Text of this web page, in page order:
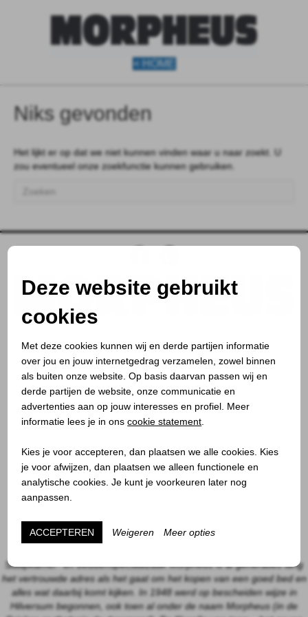
< HOME
Niks gevonden
Het lijkt er op dat we niet kunnen vinden waar u naar zoekt. U
zou eventueel onze zoekfunctie kunnen gebruiken.
Vaartweg 4
1211 JH Hilversum
035-6247194
1000 m² showroom
Morpheus Bilthoven
3722 GE Bilthoven
030-2287451
600 m² showroom
Morpheus Utrecht
030-2314984
Slaapkamer- en beddenspeciaalzaak Morpheus is al generaties lang
het vertrouwde adres als het gaat om het kopen van een goed bed en
alles wat daarbij komt kijken. In 1948 werd op bescheiden wijze in
Hilversum begonnen, ook toen al onder de naam Morpheus (in de
Deze website gebruikt
cookies
Met deze cookies kunnen wij en derde partijen informatie
over jou en jouw internetgedrag verzamelen, zowel binnen
als buiten onze website. Op basis daarvan passen wij en
derde partijen de website, onze communicatie en
advertenties aan op jouw interesses en profiel. Meer
informatie lees je in onscookie statement
Kies je voor accepteren, dan plaatsen we alle cookies. Kies
je voor afwijzen, dan plaatsen we alleen functionele en
analytische cookies. Je kunt je voorkeuren later nog
aanpassen.
ACCEPTEREN Weigeren Meer opties